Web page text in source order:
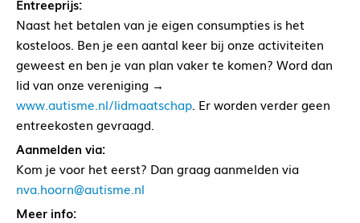
Entreeprijs:
Naast het betalen van je eigen consumpties is het
kosteloos. Ben je een aantal keer bij onze activiteiten
geweest en ben je van plan vaker te komen? Word dan
lid van onze vereniging →
www.autisme.nl/lidmaatschap. Er worden verder geen
entreekosten gevraagd.
Aanmelden via:
Kom je voor het eerst? Dan graag aanmelden via
nva.hoorn@autisme.nl
Meer info: